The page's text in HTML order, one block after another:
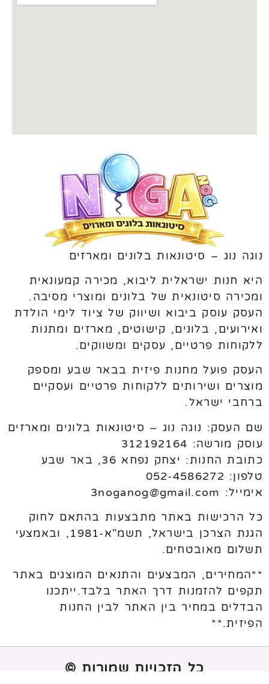
נוגה נוג – סיטונאות בלונים ומארזים
היא חנות ישראלית ליבוא, מכירה קמעונאית
ומכירה סיטונאית של בלונים ומוצרי מסיבה.
העסק עוסק ביבוא ושיווק של ציוד לימי הולדת
ואירועים, בלונים, קישוטים, מארזים ומתנות
ללקוחות פרטיים, עסקים ומשווקים.
העסק פועל מחנות פיזית בבאר שבע ומספק
מוצרים ושירותים ללקוחות פרטיים ועסקיים
ברחבי ישראל.
שם העסק: נוגה נוג – סיטונאות בלונים ומארזים
עוסק מורשה: 312192164
כתובת החנות: יצחק נפחא 36, באר שבע
טלפון: 052-4586272
אימייל: 3noganog@gmail.com
כל הרכישות באתר מתבצעות בהתאם לחוק
הגנת הצרכן בישראל, תשמ"א-1981, ובאמצעי
תשלום מאובטחים.
**המחירים, המבצעים והתנאים המוצגים באתר
תקפים להזמנות דרך האתר בלבד.ייתכנו
הבדלים במחיר בין האתר לבין החנות
הפיזית.**
כל הזכויות שמורות ©